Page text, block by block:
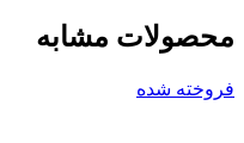
محصولات مشابه
فروخته شده